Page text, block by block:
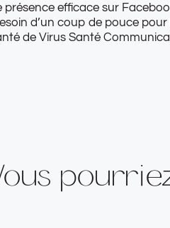
présence efficace sur
d’un coup de pouce
de Virus Santé